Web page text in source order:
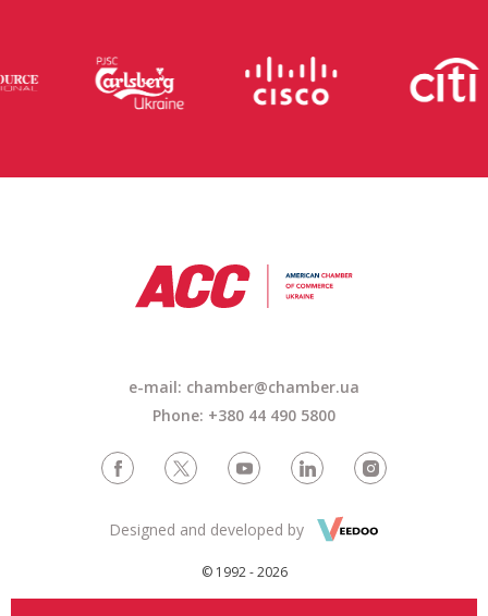
e-mail: chamber@chamber.ua
Phone: +380 44 490 5800
© 1992 - 2026
Designed and developed by